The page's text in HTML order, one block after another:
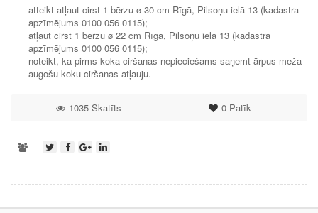
atteikt atļaut cirst 1 bērzu ø 30 cm Rīgā, Pilsoņu ielā 13 (kadastra
apzīmējums 0100 056 0115);
atļaut cirst 1 bērzu ø 22 cm Rīgā, Pilsoņu ielā 13 (kadastra
apzīmējums 0100 056 0115);
noteikt, ka pirms koka ciršanas nepieciešams saņemt ārpus meža
augošu koku ciršanas atļauju.
0Patīk
1035 Skatīts